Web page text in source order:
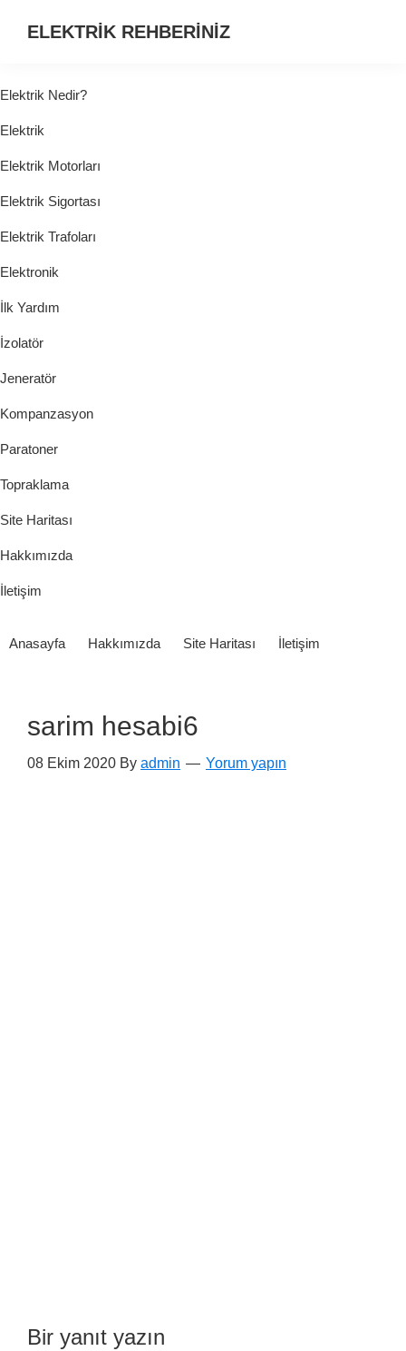
ELEKTRİK REHBERİNİZ
HER
ŞEY...
Elektrik Nedir?
Elektrik
Elektrik Motorları
Elektrik Sigortası
Elektrik Trafoları
Elektronik
İlk Yardım
İzolatör
Jeneratör
Kompanzasyon
Paratoner
Topraklama
Site Haritası
Hakkımızda
İletişim
Anasayfa Hakkımızda Site Haritası İletişim
sarim hesabi6
08 Ekim 2020 By admin Yorum yapın
Bir yanıt yazın